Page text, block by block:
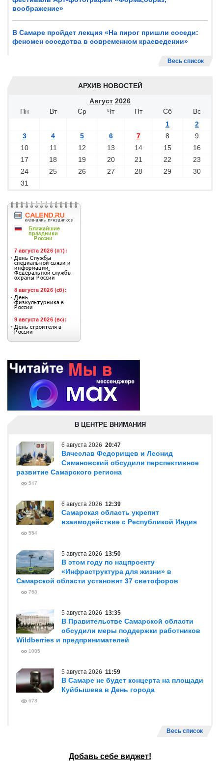
воображение»
В Самаре пройдет лекция «На пирог пришли соседи:
феномен соседства в современном краеведении»
Весь список
АРХИВ НОВОСТЕЙ
Август 2026
Пн
Вт Ср Чт Пт Сб
Вс
1
2
3
4 5 6 7 8
9
10
11 12 13 14 15
16
17
18 19 20 21 22
23
24
25 26 27 28 29
30
31
В ЦЕНТРЕ ВНИМАНИЯ
6 августа 2026 20:47
Вячеслав Федорищев и Леонид
Симановский обсудили перспективное
развитие Самарского региона
547
6 августа 2026 12:39
Самарская область укрепит
взаимодействие с Республикой Индия
554
5 августа 2026 13:50
В этом году по нацпроекту
«Инфраструктура для жизни» в
Самарской области установят 37 светофоров
768
5 августа 2026 13:35
В Правительстве Самарской области
обсудили меры поддержки работников
Wildberries и предпринимателей
1005
5 августа 2026 11:59
В Самаре не будет концерта на площади
Куйбышева в День города
678
Весь список
Добавь себе виджет!